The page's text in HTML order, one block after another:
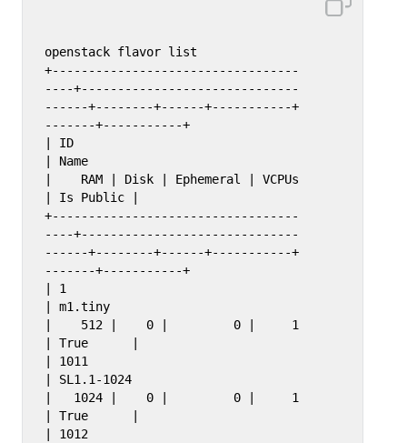
openstack flavor list
+----------------------------------
----+------------------------------
------+--------+------+-----------+
-------+-----------+
| ID
| Name
|    RAM | Disk | Ephemeral | VCPUs
| Is Public |
+----------------------------------
----+------------------------------
------+--------+------+-----------+
-------+-----------+
| 1
| m1.tiny
|    512 |    0 |         0 |     1
| True      |
| 1011
| SL1.1-1024
|   1024 |    0 |         0 |     1
| True      |
| 1012